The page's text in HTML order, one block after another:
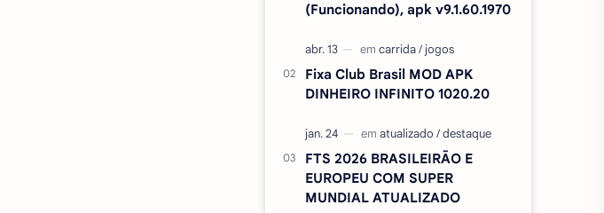
(Funcionando), apk v9.1.60.1970
Fixa Club Brasil MOD APK
DINHEIRO INFINITO 1020.20
FTS 2026 BRASILEIRÃO E
EUROPEU COM SUPER
MUNDIAL ATUALIZADO